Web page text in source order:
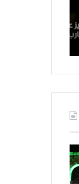
يرد
رسمية
ليجي